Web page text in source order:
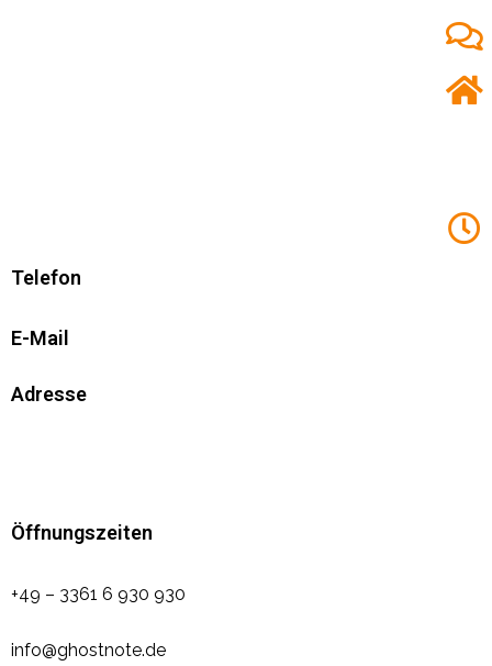
Telefon
E-Mail
Adresse
Öffnungszeiten
+49 – 3361 6 930 930
info@ghostnote.de